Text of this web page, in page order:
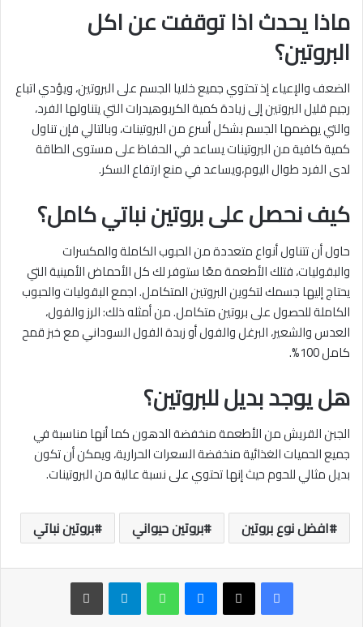
ماذا يحدث اذا توقفت عن اكل
البروتين؟
الضعف والإعياء إذ تحتوي جميع خلايا الجسم على البروتين، ويؤدي اتباع
رجيم قليل البروتين إلى زيادة كمية الكربوهيدرات التي يتناولها الفرد،
والتي يهضمها الجسم بشكل أسرع من البروتينات، وبالتالي فإن تناول
كمية كافية من البروتينات يساعد في الحفاظ على مستوى الطاقة
لدى الفرد طوال اليوم،ويساعد في منع ارتفاع السكر.
كيف نحصل على بروتين نباتي كامل؟
حاول أن تتناول أنواع متعددة من الحبوب الكاملة والمكسرات
والبقوليات، فتلك الأطعمة معًا ستوفر لك كل الأحماض الأمينية التي
يحتاج إليها جسمك لتكوين البروتين المتكامل. اجمع البقوليات والحبوب
الكاملة للحصول على بروتين متكامل. من أمثله ذلك: الرز والفول،
العدس والشعير، البرغل والفول أو زبدة الفول السوداني مع خبز قمح
كامل 100%.
هل يوجد بديل للبروتين؟
الجبن القريش من الأطعمة منخفضة الدهون كما أنها مناسبة في
جميع الحميات الغذائية منخفضة السعرات الحرارية، ويمكن أن تكون
بديل مثالي للحوم حيث إنها تحتوي على نسبة عالية من البروتينات.
افضل نوع بروتين بروتين حيواني بروتين نباتي
ماسنجر واتساب تيلقرام طباعة